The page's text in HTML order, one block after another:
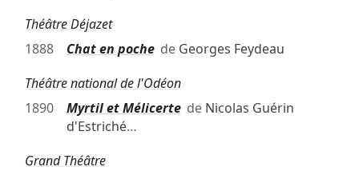
Théâtre Déjazet
1888
Chat en pochede Georges Feydeau
Théâtre national de l'Odéon
1890
Myrtil et Mélicertede Nicolas Guérin
d'Estriché…
Grand Théâtre